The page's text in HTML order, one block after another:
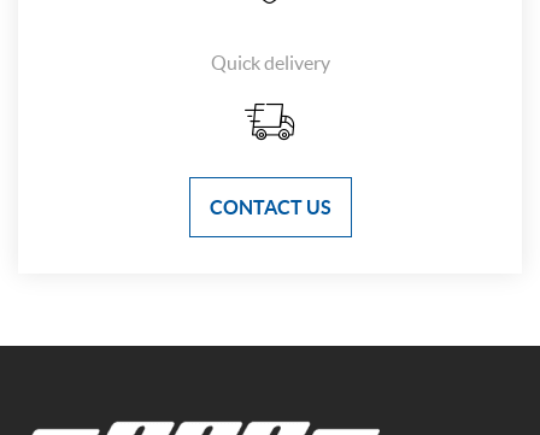
Quick delivery
CONTACT US